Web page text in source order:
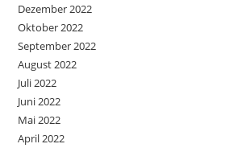
Dezember 2022
Oktober 2022
September 2022
August 2022
Juli 2022
Juni 2022
Mai 2022
April 2022